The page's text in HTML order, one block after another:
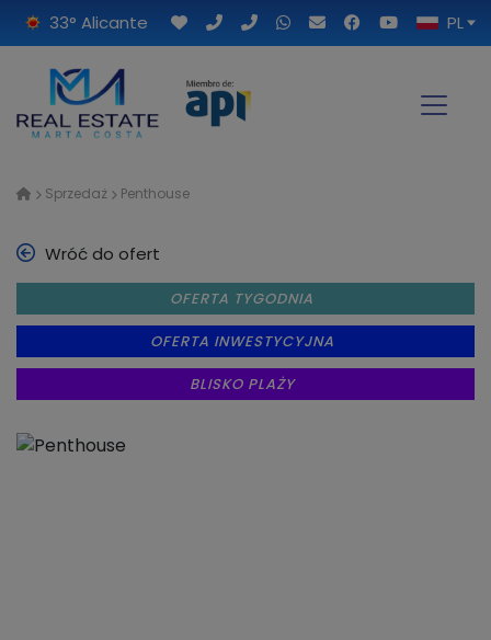
33° Alicante PL
Sprzedaż Penthouse
Wróć do ofert
OFERTA TYGODNIA
OFERTA INWESTYCYJNA
BLISKO PLAŻY